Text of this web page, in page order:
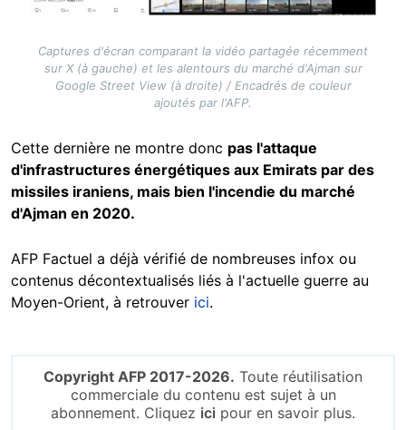
Captures d'écran comparant la vidéo partagée récemment
sur X (à gauche) et les alentours du marché d'Ajman sur
Google Street View (à droite) / Encadrés de couleur
ajoutés par l'AFP.
Cette dernière ne montre donc pas l'attaque
d'infrastructures énergétiques aux Emirats par des
missiles iraniens, mais bien l'incendie du marché
d'Ajman en 2020.
AFP Factuel a déjà vérifié de nombreuses infox ou
contenus décontextualisés liés à l'actuelle guerre au
Moyen-Orient, à retrouver ici.
Copyright AFP 2017-2026. Toute réutilisation
commerciale du contenu est sujet à un
abonnement. Cliquez ici pour en savoir plus.